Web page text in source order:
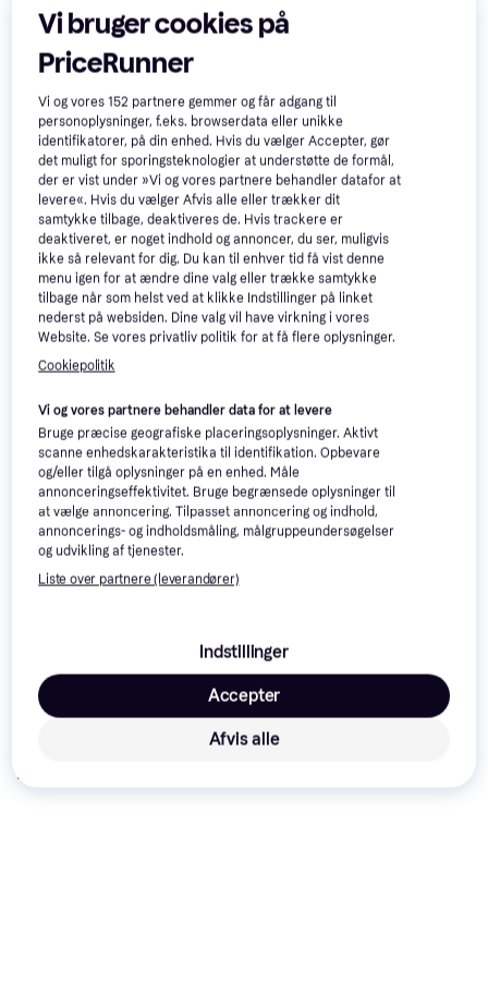
Apple iPad (2025) A16
Chip Wi-Fi 128GB Pink
4.7
11", Apple iPadOS 18
3.333 kr.
9+ butikker
Apple iPad (2025) A16 Chip
Wi-Fi 128GB Yellow
11", Apple iPadOS 18
3.333 kr.
9+ butikker
4.777 kr.
Cellular 128GB
Apple iPadOS 18
4.709 kr.
Eller 3 betalinger af 1.570 kr.
8 butikker
Vi bruger cookies på
PriceRunner
Vi og vores152 partnere gemmer og får adgang til
personoplysninger, f.eks. browserdata eller unikke
identifikatorer, på din enhed. Hvis du vælger Accepter, gør
det muligt for sporingsteknologier at understøtte de formål,
der er vist under »Vi og vores partnere behandler datafor at
levere«. Hvis du vælger Afvis alle eller trækker dit
samtykke tilbage, deaktiveres de. Hvis trackere er
deaktiveret, er noget indhold og annoncer, du ser, muligvis
ikke så relevant for dig. Du kan til enhver tid få vist denne
menu igen for at ændre dine valg eller trække samtykke
tilbage når som helst ved at klikke Indstillinger på linket
nederst på websiden. Dine valg vil have virkning i vores
Website. Se vores privatliv politik for at få flere oplysninger.
Cookiepolitik
Vi og vores partnere behandler data for at levere
Bruge præcise geografiske placeringsoplysninger. Aktivt
scanne enhedskarakteristika til identifikation. Opbevare
og/eller tilgå oplysninger på en enhed. Måle
annonceringseffektivitet. Bruge begrænsede oplysninger til
at vælge annoncering. Tilpasset annoncering og indhold,
annoncerings- og indholdsmåling, målgruppeundersøgelser
og udvikling af tjenester.
Liste over partnere (leverandører)
Indstillinger
Afvis alle
Accepter